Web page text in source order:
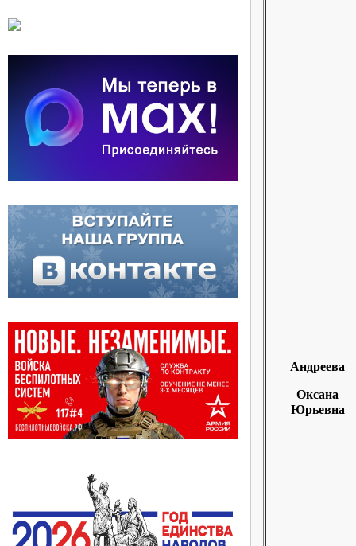
Андреева
Оксана
Юрьевна